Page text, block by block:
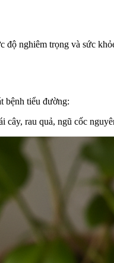
nghiêm trọng và sức
bệnh tiểu đường:
rau quả, ngũ cốc